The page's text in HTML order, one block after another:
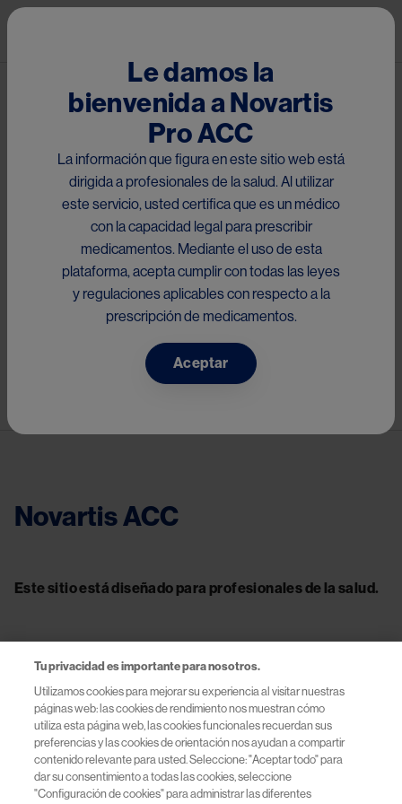
Pasar al contenido principal
Tegretal®CR / Tegretal®
habilitante dentro de la Región de Chile, que acceden a la
información de
Carbamazepina
QR impreso en el material y/o link proporcionado. Por favor
descargue el folleto a continuación:
Novartis ACC
Este sitio está diseñado para profesionales de la salud.
Información útil
Términos y Condiciones
Le damos la
bienvenida a Novartis
Pro ACC
La información que figura en este sitio web está
dirigida a profesionales de la salud. Al utilizar
este servicio, usted certifica que es un médico
con la capacidad legal para prescribir
medicamentos. Mediante el uso de esta
plataforma, acepta cumplir con todas las leyes
y regulaciones aplicables con respecto a la
prescripción de medicamentos.
Aceptar
Tu privacidad es importante para nosotros.
Utilizamos cookies para mejorar su experiencia al visitar nuestras
páginas web: las cookies de rendimiento nos muestran cómo
utiliza esta página web, las cookies funcionales recuerdan sus
preferencias y las cookies de orientación nos ayudan a compartir
contenido relevante para usted. Seleccione: "Aceptar todo" para
dar su consentimiento a todas las cookies, seleccione
"Configuración de cookies" para administrar las diferentes